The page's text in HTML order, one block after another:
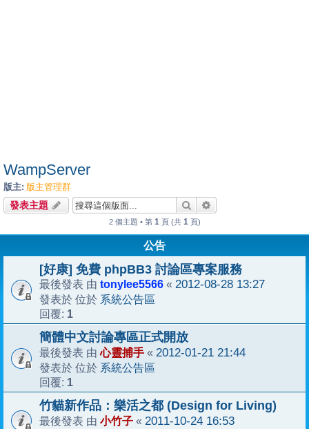
WampServer
版主: 版主管理群
發表主題 搜尋
2 個主題 • 第 1 頁 (共 1 頁)
公告
[好康] 免費 phpBB3 討論區專案服務
最後發表 由 tonylee5566 « 2012-08-28 13:27
發表於 位於 系統公告區
回覆: 1
簡體中文討論專區正式開放
最後發表 由心靈捕手 « 2012-01-21 21:44
發表於 位於 系統公告區
回覆: 1
竹貓新作品：樂活之都 (Design for Living)
最後發表 由 小竹子 « 2011-10-24 16:53